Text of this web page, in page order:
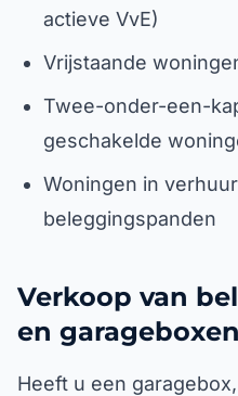
actieve VvE)
Vrijstaande
Twee-onder-een-
geschakelde
Woningen in
beleggingspanden
Verkoop van
en
Heeft u een